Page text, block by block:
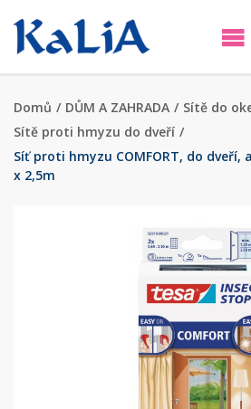
Domů / DŮM A ZAHRADA / Sítě do
Sítě proti hmyzu do dveří /
Síť proti hmyzu COMFORT, do dveří,
x 2,5m